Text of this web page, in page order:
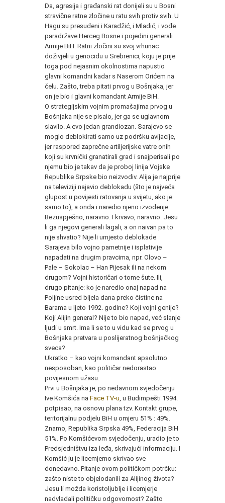
Da, agresija i građanski rat donijeli su u Bosni
stravične ratne zločine u ratu svih protiv svih. U
Hagu su presuđeni i Karadžić, i Mladić, i vođe
paradržave Herceg Bosne i pojedini generali
Armije BiH. Ratni zločini su svoj vrhunac
doživjeli u genocidu u Srebrenici, koju je prije
toga pod nejasnim okolnostima napustio
glavni komandni kadar s Naserom Orićem na
čelu. Zašto, treba pitati prvog u Bošnjaka, jer
on je bio i glavni komandant Armije BiH.
O strategijskim vojnim promašajima prvog u
Bošnjaka nije se pisalo, jer ga se uglavnom
slavilo. A evo jedan grandiozan. Sarajevo se
moglo deblokirati samo uz podršku avijacije,
jer raspored zaprečne artiljerijske vatre onih
koji su krvnički granatirali grad i snajperisali po
njemu bio je takav da je proboj linija Vojske
Republike Srpske bio neizvodiv. Alija je najprije
na televiziji najavio deblokadu (što je najveća
glupost u povijesti ratovanja u svijetu, ako je
samo to), a onda i naredio njeno izvođenje.
Bezuspješno, naravno. I krvavo, naravno. Jesu
li ga njegovi generali lagali, a on naivan pa to
nije shvatio? Nije li umjesto deblokade
Sarajeva bilo vojno pametnije i isplativije
napadati na drugim pravcima, npr. Olovo –
Pale – Sokolac – Han Pijesak ili na nekom
drugom? Vojni historičari o tome šute. Ili,
drugo pitanje: ko je naredio onaj napad na
Poljine usred bijela dana preko čistine na
Barama u ljeto 1992. godine? Koji vojni genije?
Koji Alijin general? Nije to bio napad, već slanje
ljudi u smrt. Ima li se to u vidu kad se prvog u
Bošnjaka pretvara u poslijeratnog bošnjačkog
sveca?
Ukratko – kao vojni komandant apsolutno
nesposoban, kao političar nedorastao
povijesnom užasu.
Prvi u Bošnjaka je, po nedavnom svjedočenju
Ive Komšića na Face TV-u u Budimpešti 1994.
potpisao, na osnovu plana tzv. Kontakt grupe,
teritorijalnu podjelu BiH u omjeru 51% : 49%.
Znamo, Republika Srpska 49%, Federacija BiH
51%. Po Komšićevom svjedočenju, uradio je to
Predsjedništvu iza leđa, skrivajući informaciju. I
Komšić ju je licemjerno skrivao sve
donedavno. Pitanje ovom političkom potrčku:
zašto niste to objelodanili za Alijinog života?
Jesu li možda koristoljublje i licemjerje
nadvladali političku odgovornost? Zašto